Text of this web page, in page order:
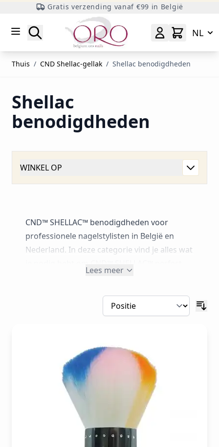
Gratis verzending vanaf €99 in België
Zoeken
NL
Thuis / CND Shellac-gellak / Shellac benodigdheden
Shellac
benodigdheden
WINKEL OP
CND™ SHELLAC™ benodigdheden voor
professionele nagelstylisten in België en
Nederland. In deze categorie vind je alles wat
, CND LED‑lampen,
vijlen,
praktische tools & accessoires
Nails is jouw officiële CND™ verdeler en
groothandel, zodat je altijd werkt met
professionele producten volgens het officiële
CND™ systeem.
Lees meer